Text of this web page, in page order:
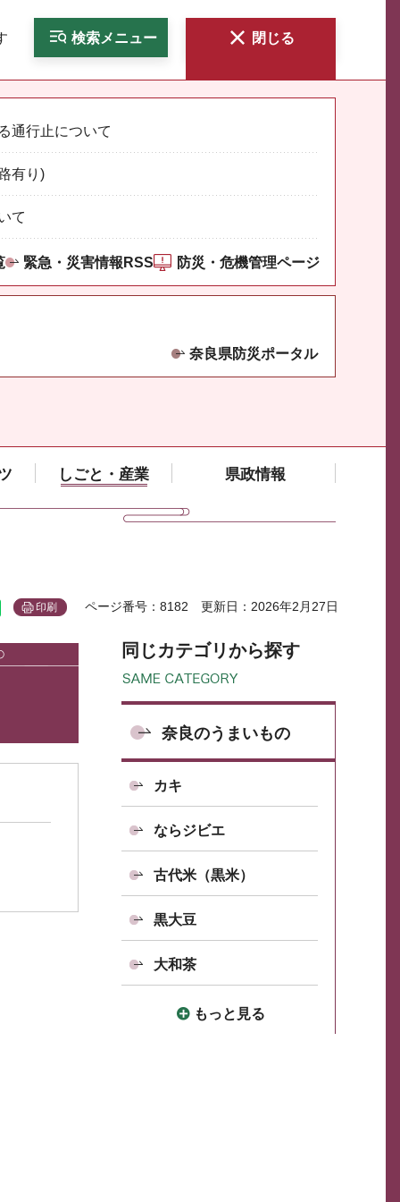
検索メニュー 閉じる
通行止について
有り)
て
緊急・災害情報RSS 防災・危機管理ページ
奈良県防災ポータル
しごと・産業 県政情報
印刷 ページ番号：8182 更新日：2026年2月27日
同じカテゴリから探す
奈良のうまいもの
カキ
ならジビエ
古代米（黒米）
黒大豆
大和茶
もっと見る